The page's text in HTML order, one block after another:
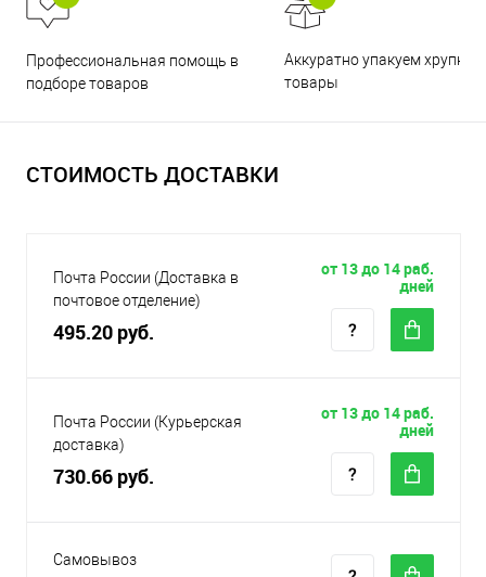
Профессиональная помощь в
подборе товаров
Аккуратно упакуем хрупкие
товары
СТОИМОСТЬ ДОСТАВКИ
Почта России (Доставка в
почтовое отделение)
495.20 руб.
от 13 до 14 раб.
дней
Почта России (Курьерская
доставка)
730.66 руб.
от 13 до 14 раб.
дней
Самовывоз